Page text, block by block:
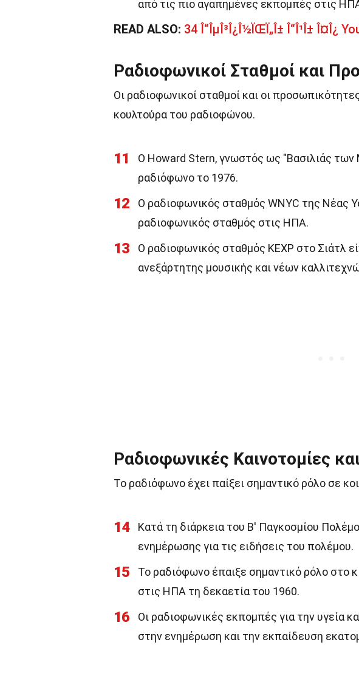
από τις πιο αγαπημένες εκπομπές στις
READ ALSO: 34 Î“ÎµÎ³Î¿Î½ÏŒÏ„Î± Î“Î¹Î± Î¤Î¿
Ραδιοφωνικοί Σταθμοί και
Οι ραδιοφωνικοί σταθμοί και οι
κουλτούρα του ραδιοφώνου.
11
Ο Howard Stern, γνωστός ως "Βασιλιάς των
ραδιόφωνο το 1976.
12
Ο ραδιοφωνικός σταθμός WNYC της Νέας
ραδιοφωνικός σταθμός στις ΗΠΑ.
13
Ο ραδιοφωνικός σταθμός KEXP στο Σιάτλ
ανεξάρτητης μουσικής και νέων
Ραδιοφωνικές Καινοτομίες
Το ραδιόφωνο έχει παίξει σημαντικό ρόλο σε
14
Κατά τη διάρκεια του Β' Παγκοσμίου
ενημέρωσης για τις ειδήσεις του πολέμου.
15
Το ραδιόφωνο έπαιξε σημαντικό ρόλο στο
στις ΗΠΑ τη δεκαετία του 1960.
16
Οι ραδιοφωνικές εκπομπές για την υγεία
στην ενημέρωση και την εκπαίδευση